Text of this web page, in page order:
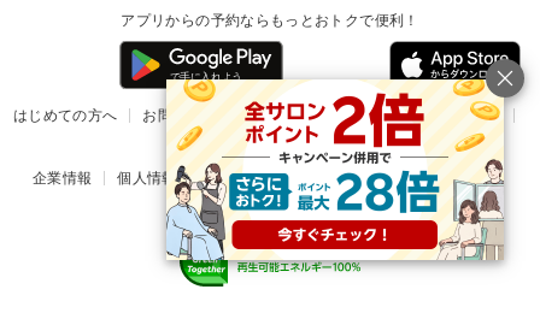
アプリからの予約ならもっとおトクで便利！
はじめての方へ お問い合わせ ヘルプ リリース情報
利用規約
掲載ご希望のサロン様
企業情報 個人情報保護方針 楽天のサービス一覧 アプリ一覧
© Rakuten Group, Inc.